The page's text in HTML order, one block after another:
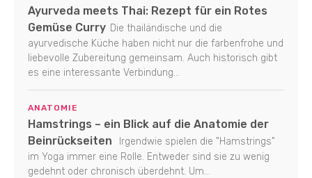
Ayurveda meets Thai: Rezept für ein Rotes
Gemüse Curry Die thailändische und die
ayurvedische Küche haben nicht nur die farbenfrohe und
liebevolle Zubereitung gemeinsam. Auch historisch gibt
es eine interessante Verbindung...
ANATOMIE
Hamstrings – ein Blick auf die Anatomie der
Beinrückseiten
Irgendwie spielen die "Hamstrings"
im Yoga immer eine Rolle. Entweder sind sie zu wenig
gedehnt oder chronisch überdehnt. Um...